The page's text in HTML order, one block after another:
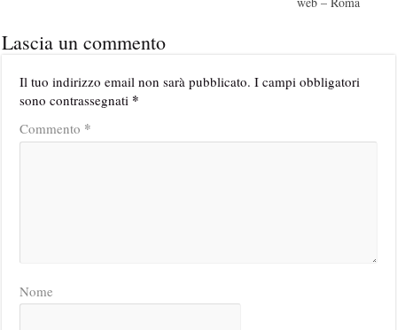
Lascia un commento
Il tuo indirizzo email non sarà pubblicato. I campi obbligatori
sono contrassegnati *
Commento *
Nome